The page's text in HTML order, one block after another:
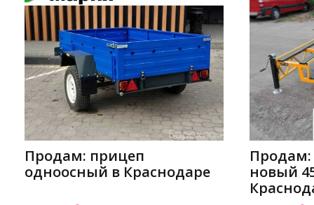
Продам: прицеп
одноосный в Краснодаре
Продам:
новый